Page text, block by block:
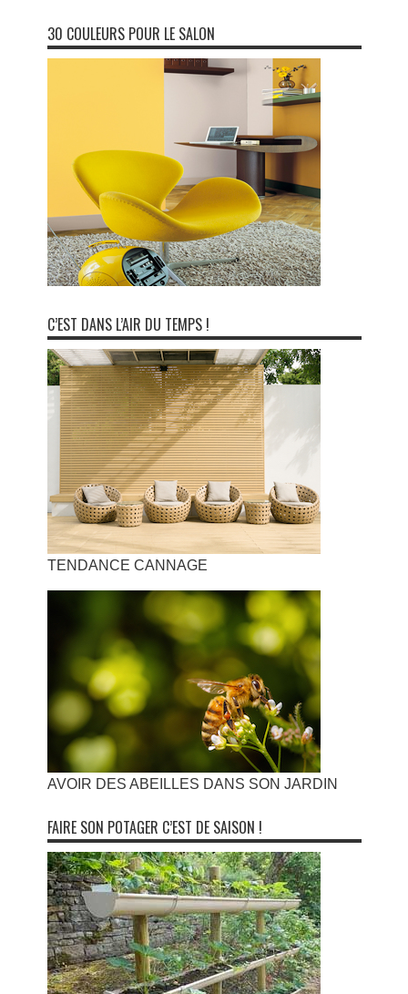
30 COULEURS POUR LE SALON
C’EST DANS L’AIR DU TEMPS !
TENDANCE CANNAGE
AVOIR DES ABEILLES DANS SON JARDIN
FAIRE SON POTAGER C’EST DE SAISON !